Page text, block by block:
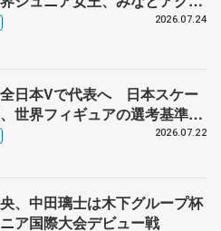
2026.07.24
日本Vで代表へ 日本スケー
世界フィギュアの選考基準を
2026.07.22
、中田璃士は木下グループ杯
ア国際大会デビュー戦